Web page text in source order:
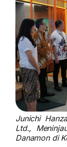
Junichi
Ltd.,
Danamon di